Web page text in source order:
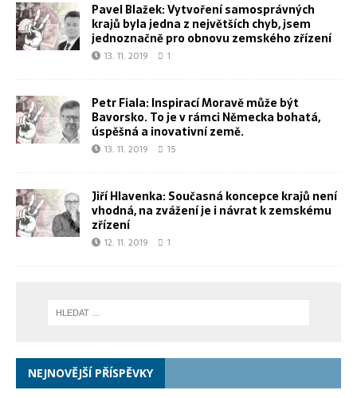
Pavel Blažek: Vytvoření samosprávných
krajů byla jedna z největších chyb, jsem
jednoznačně pro obnovu zemského zřízení
13. 11. 2019 1
Petr Fiala: Inspirací Moravě může být
Bavorsko. To je v rámci Německa bohatá,
úspěšná a inovativní země.
13. 11. 2019 15
Jiří Hlavenka: Současná koncepce krajů není
vhodná, na zvážení je i návrat k zemskému
zřízení
12. 11. 2019 1
NEJNOVĚJŠÍ PŘÍSPĚVKY